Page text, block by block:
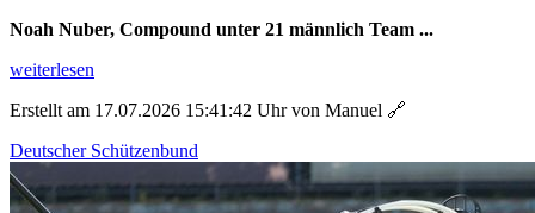
Noah Nuber, Compound unter 21 männlich Team ...
weiterlesen
Erstellt am 17.07.2026 15:41:42 Uhr von Manuel 🔗
Deutscher Schützenbund